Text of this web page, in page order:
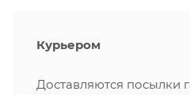
Курьером
Доставляются посылки